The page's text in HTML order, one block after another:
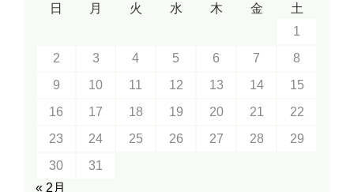
日 月 火 水 木 金
土
1
2
3 4 5 6 7
8
9
10 11 12 13 14
15
16
17 18 19 20 21
22
23
24 25 26 27 28
29
30
31
« 2月